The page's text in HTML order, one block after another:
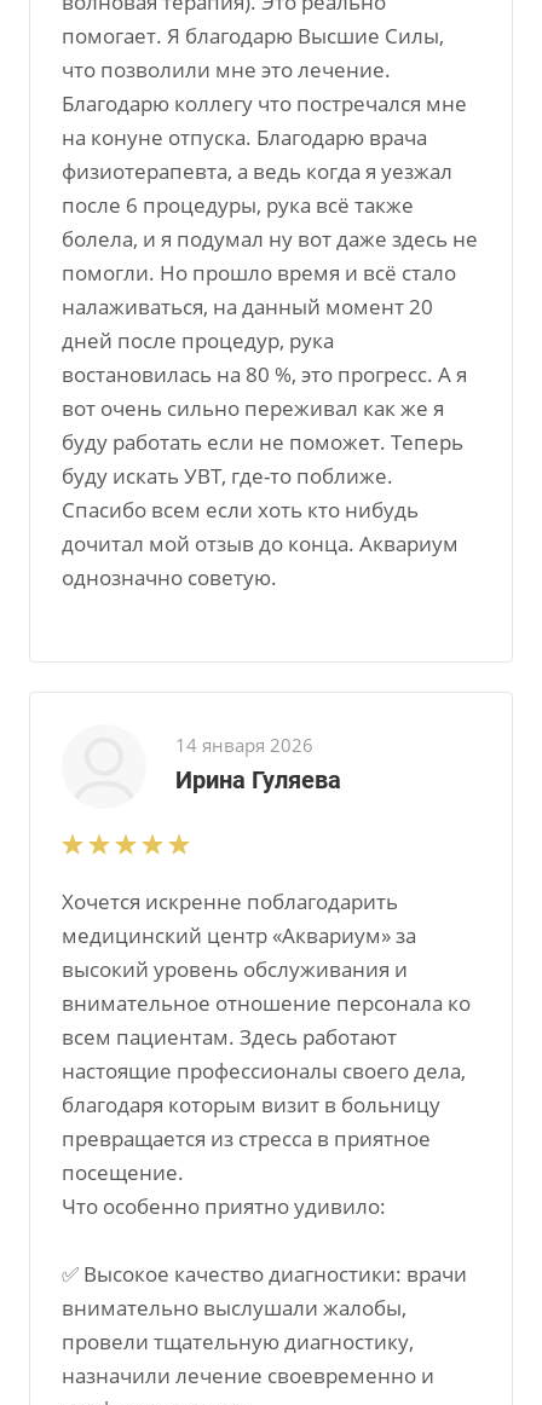
помогает. Я благодарю Высшие Силы,
что позволили мне это лечение.
Благодарю коллегу что постречался мне
на конуне отпуска. Благодарю врача
физиотерапевта, а ведь когда я уезжал
после 6 процедуры, рука всё также
болела, и я подумал ну вот даже здесь не
помогли. Но прошло время и всё стало
налаживаться, на данный момент 20
дней после процедур, рука
востановилась на 80 %, это прогресс. А я
вот очень сильно переживал как же я
буду работать если не поможет. Теперь
буду искать УВТ, где-то поближе.
Спасибо всем если хоть кто нибудь
дочитал мой отзыв до конца. Аквариум
однозначно советую.
14 января 2026
Ирина Гуляева
Хочется искренне поблагодарить
медицинский центр «Аквариум» за
высокий уровень обслуживания и
внимательное отношение персонала ко
всем пациентам. Здесь работают
настоящие профессионалы своего дела,
благодаря которым визит в больницу
превращается из стресса в приятное
посещение.
Что особенно приятно удивило:
✅ Высокое качество диагностики: врачи
внимательно выслушали жалобы,
провели тщательную диагностику,
назначили лечение своевременно и